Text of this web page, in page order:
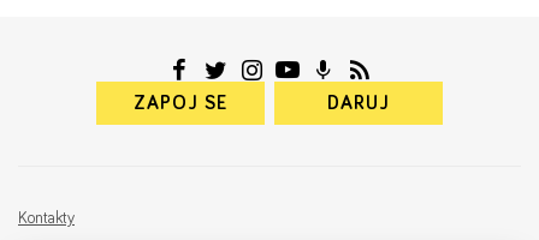
ZAPOJ SE DARUJ
Kontakty